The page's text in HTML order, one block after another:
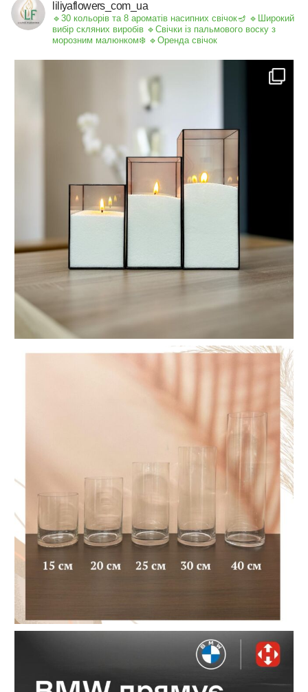
liliyaflowers_com_ua
🔹30 кольорів та 8 ароматів насипних свічок🪔 🔹Широкий
вибір скляних виробів 🔹Свічки із пальмового воску з
морозним малюнком❄️ 🔹Оренда свічок